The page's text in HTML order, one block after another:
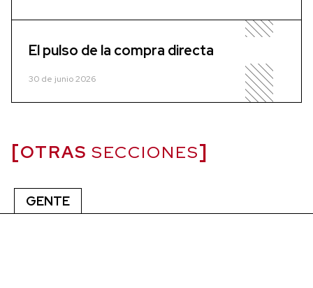
El pulso de la compra directa
30 de junio 2026
OTRAS SECCIONES
GENTE